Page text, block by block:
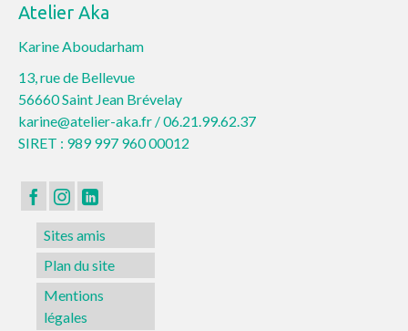
Atelier Aka
Karine Aboudarham
13, rue de Bellevue
56660 Saint Jean Brévelay
karine@atelier-aka.fr /06.21.99.62.37
SIRET : 989 997 960 00012
Sites amis
Plan du site
Mentions
légales